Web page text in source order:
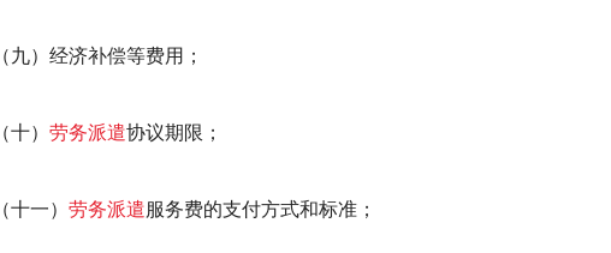
（九）经济补偿等费用；
（十） 劳务派遣协议期限；
（十一） 劳务派遣服务费的支付方式和标准；